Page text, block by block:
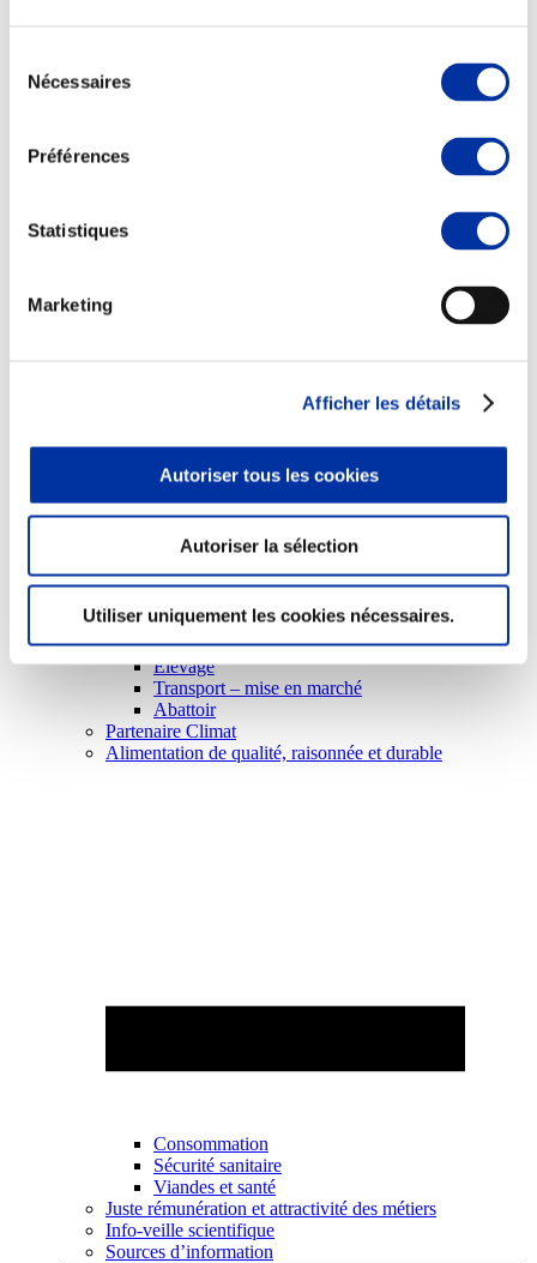
Nécessaires
Préférences
Statistiques
Marketing
Afficher les détails
Autoriser tous les cookies
Autoriser la sélection
Utiliser uniquement les cookies nécessaires.
Elevage
Transport – mise en marché
Abattoir
Partenaire Climat
Alimentation de qualité, raisonnée et durable
Consommation
Sécurité sanitaire
Viandes et santé
Juste rémunération et attractivité des métiers
Info-veille scientifique
Sources d’information